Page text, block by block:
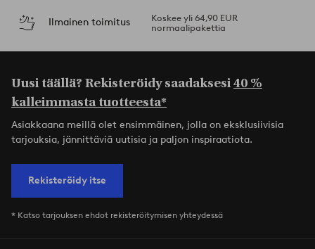
Ilmainen toimitus
Koskee yli 64,90 EUR
normaalipakettia
Uusi täällä? Rekisteröidy saadaksesi40 %
kalleimmasta tuotteesta*
Asiakkaana meillä olet ensimmäinen, jolla on eksklusiivisia
tarjouksia, jännittäviä uutisia ja paljon inspiraatiota.
Rekisteröidy itse
* Katso tarjouksen ehdot rekisteröitymisen yhteydessä